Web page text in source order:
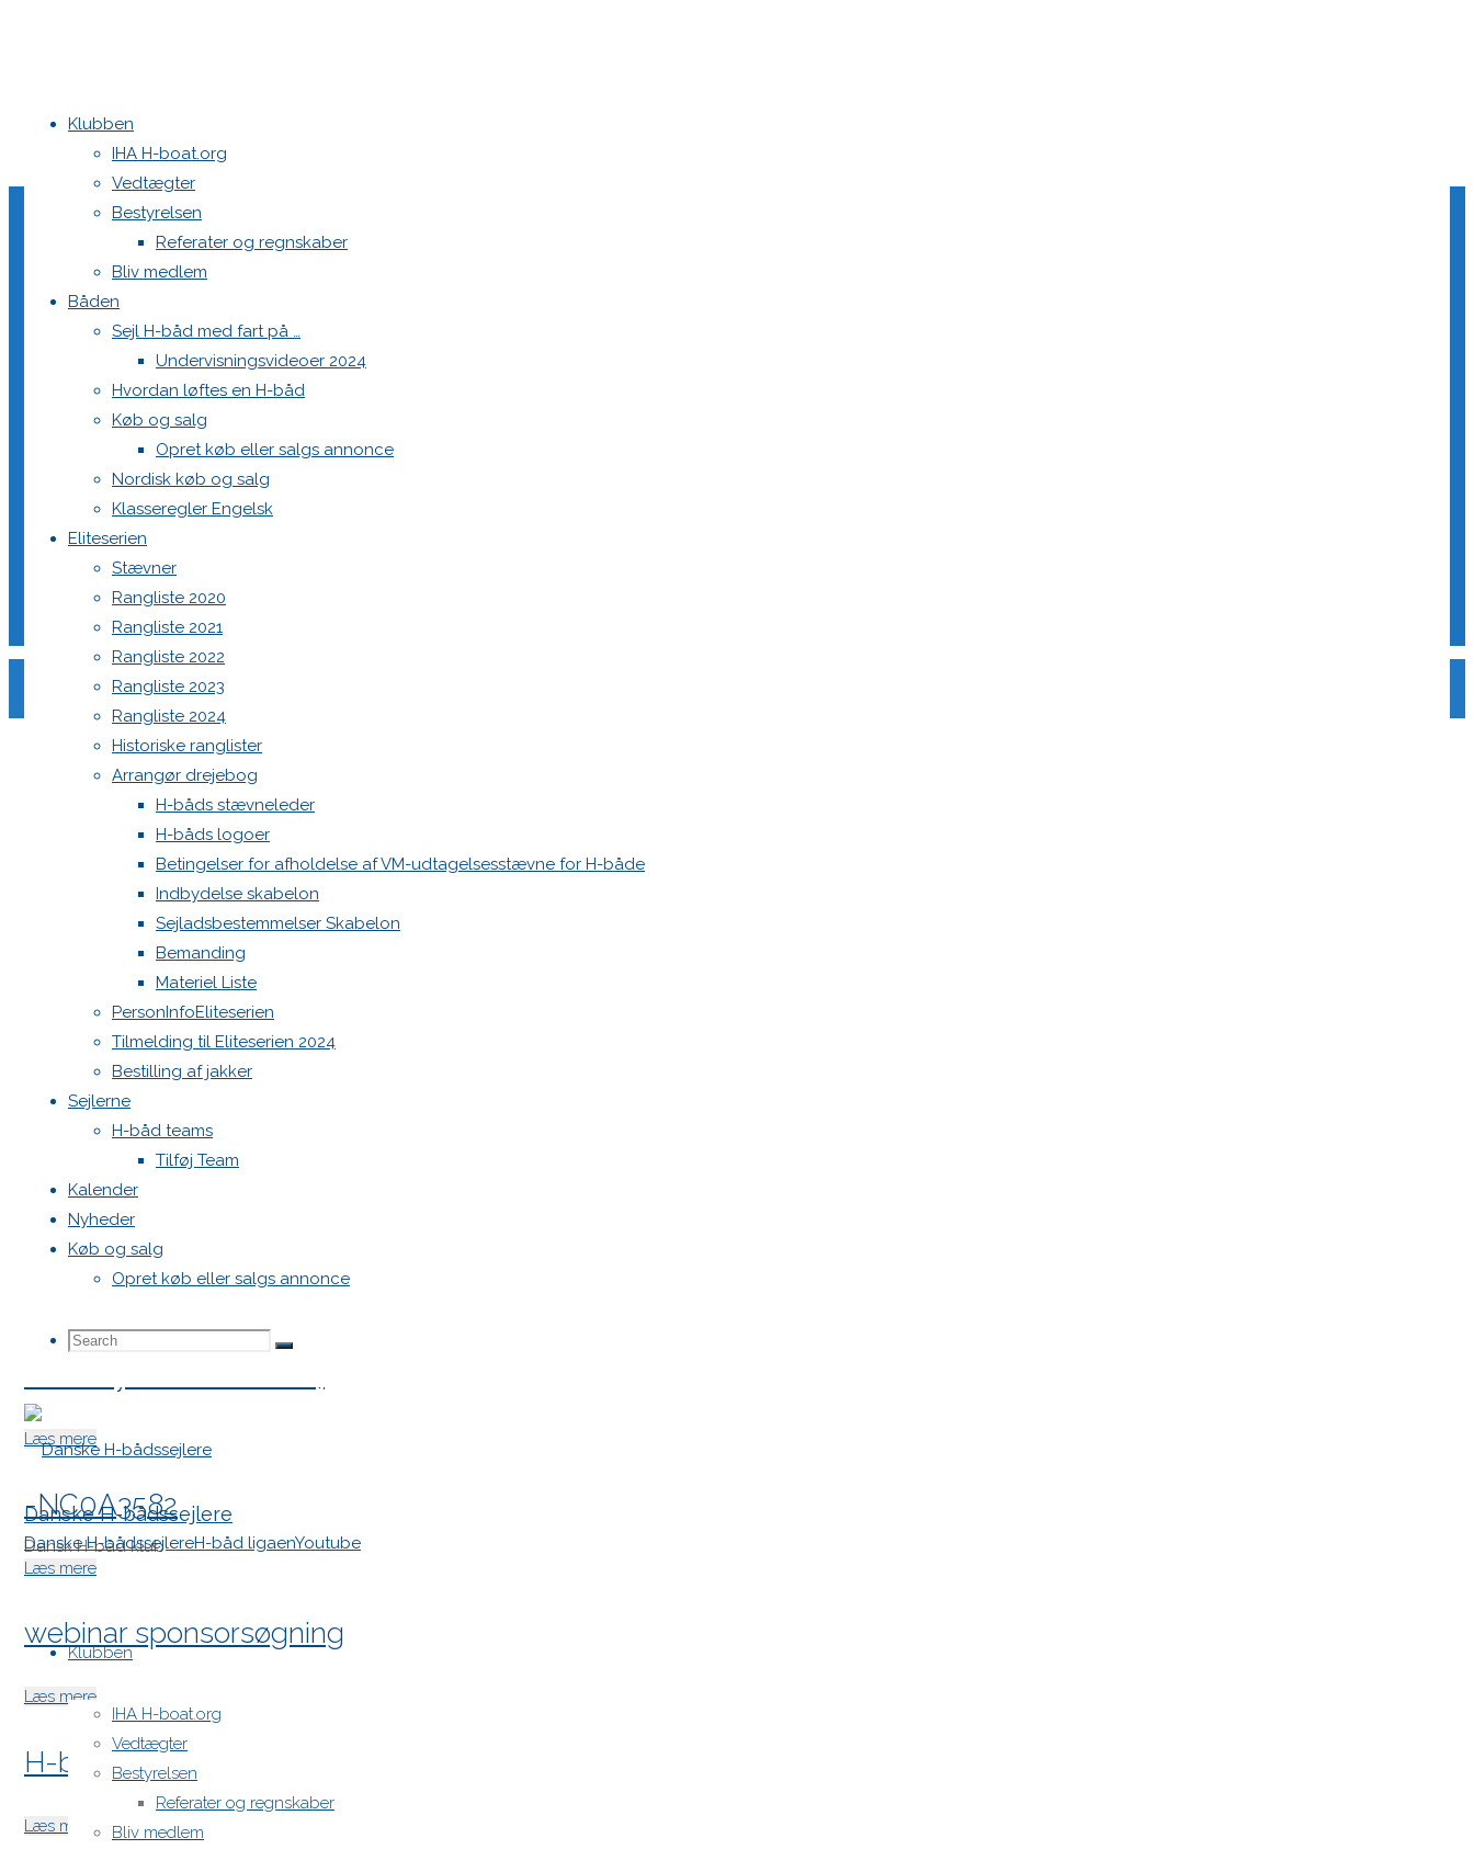
Klubben
IHA H-boat.org
Vedtægter
Bestyrelsen
Referater og regnskaber
Bliv medlem
Båden
Sejl H-båd med fart på …
Undervisningsvideoer 2024
Hvordan løftes en H-båd
Køb og salg
Opret køb eller salgs annonce
Nordisk køb og salg
Klasseregler Engelsk
Eliteserien
Stævner
Rangliste 2020
Rangliste 2021
Rangliste 2022
Rangliste 2023
Rangliste 2024
Historiske ranglister
Arrangør drejebog
H-båds stævneleder
H-båds logoer
Betingelser for afholdelse af VM-udtagelsesstævne for H-både
Indbydelse skabelon
Sejladsbestemmelser Skabelon
Bemanding
Materiel Liste
PersonInfoEliteserien
Tilmelding til Eliteserien 2024
Bestilling af jakker
Sejlerne
H-båd teams
Tilføj Team
Kalender
Nyheder
Køb og salg
Opret køb eller salgs annonce
Search
Search
for:
Search
Danske H-bådssejlere
Dansk H-båd klub
Danske H-bådssejlereH-båd ligaenYoutube
to
Klubben
IHA H-boat.org
Vedtægter
Bestyrelsen
Referater og regnskaber
Bliv medlem
Home
Medie
MCM Category:
IMG_2017
"IMG_2017"
DHBS – referat 20251029
Læs mere"DHBS
–
referat
20251029"
DHBS – referat 20251029
DHBS – referat 20251029
Læs mere"DHBS
–
referat
20251029"
DHBS referat GF2025
"Kryds"
Skærmbillede 2025-07-07 kl. 10.11.25
Læs mere"Skærmbillede
2025-
07-
07
10.11.25"
Foto Hans Ebler
Læs mere
"Foto
Hans
Bilag Upcoming serien
Upcoming
Læs mere"Jule-
2024"
-NC0A3582
Læs mere"-
webinar sponsorsøgning
Læs mere"webinar
sponsorsøgning"
H-bådslogo
Læs mere"H-